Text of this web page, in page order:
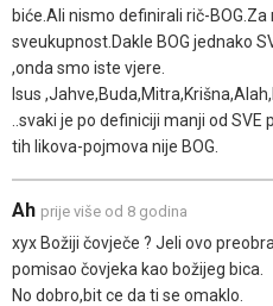
biće.Ali nismo definirali rič-
sveukupnost.Dakle BOG jednako
,onda smo iste vjere.
Isus
..svaki je po definiciji manji od
tih likova-pojmova nije BOG.
Ah prije više od 8 godina
xyx Božiji čovječe ? Jeli ovo
pomisao čovjeka kao božijeg bica.
No dobro,bit ce da ti se omaklo.